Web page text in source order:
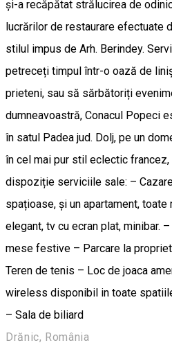
și-a recăpătat strălucirea de
lucrărilor de restaurare efectuate
stilul impus de Arh. Berindey.
petreceți timpul într-o oază de
prieteni, sau să sărbătoriți
dumneavoastră, Conacul Popeci
în satul Padea jud. Dolj, pe un
în cel mai pur stil eclectic francez,
dispoziție serviciile sale: –
spațioase, și un apartament,
elegant, tv cu ecran plat, minibar.
mese festive – Parcare la
Teren de tenis – Loc de joaca
wireless disponibil in toate
– Sala de biliard
Drănic, România